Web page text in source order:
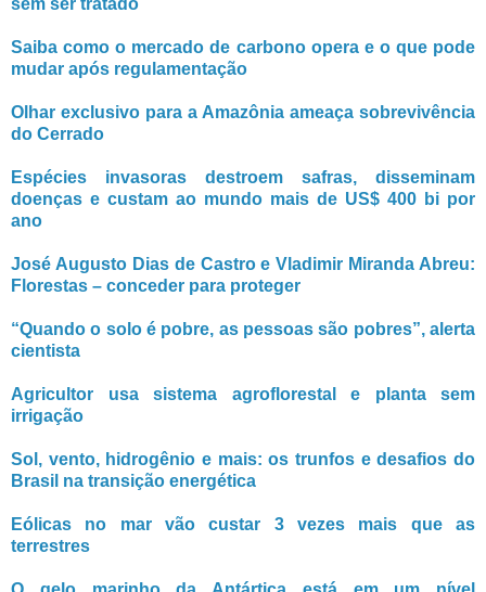
Saiba como o mercado de carbono opera e o que pode
mudar após regulamentação
Olhar exclusivo para a Amazônia ameaça sobrevivência
do Cerrado
Espécies invasoras destroem safras, disseminam
doenças e custam ao mundo mais de US$ 400 bi por
ano
José Augusto Dias de Castro e Vladimir Miranda Abreu:
Florestas – conceder para proteger
“Quando o solo é pobre, as pessoas são pobres”, alerta
cientista
Agricultor usa sistema agroflorestal e planta sem
irrigação
Sol, vento, hidrogênio e mais: os trunfos e desafios do
Brasil na transição energética
Eólicas no mar vão custar 3 vezes mais que as
terrestres